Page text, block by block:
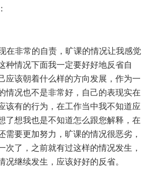
在非常的自责，旷课的情况让我感觉
种情况下面我一定要好好地反省自
应该朝着什么样的方向发展，作为一
情况也不是非常好，自己的表现实在
该有的行为，在工作当中我不知道应
了想我也是不知道怎么跟您解释，在
需要更加努力，旷课的情况很恶劣，
次了，之前就有过这样的情况发生，
况继续发生，应该好好的反省。